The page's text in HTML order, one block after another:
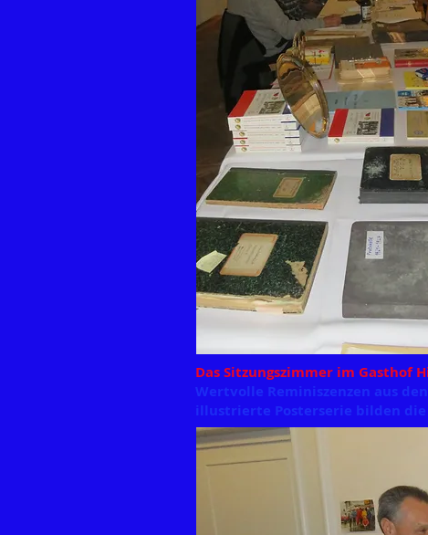
Das Sitzungszimmer im Gasthof
Wertvolle Reminiszenzen aus
illustrierte Posterserie bilden